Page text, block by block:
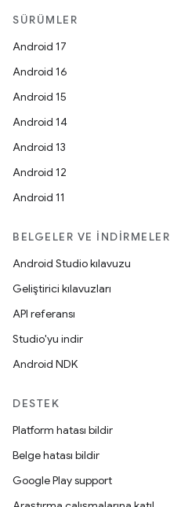
SÜRÜMLER
Android 17
Android 16
Android 15
Android 14
Android 13
Android 12
Android 11
BELGELER VE İNDIRMELER
Android Studio kılavuzu
Geliştirici kılavuzları
API referansı
Studio'yu indir
Android NDK
DESTEK
Platform hatası bildir
Belge hatası bildir
Google Play support